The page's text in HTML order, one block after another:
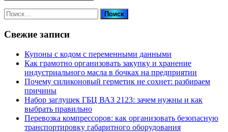
Найти:
Свежие записи
Купоны c кодом с переменными данными
Как грамотно организовать закупку и хранение
индустриального масла в бочках на предприятии
Почему силиконовый герметик не сохнет: разбираем
причины
Набор заглушек ГБЦ ВАЗ 2123: зачем нужны и как
выбрать правильно
Перевозка компрессоров: как организовать безопасную
транспортировку габаритного оборудования